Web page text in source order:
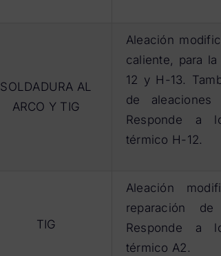
SOLDADURA AL
ARCO Y TIG
Aleación
caliente, para
12 y H-13.
de aleaciones
Responde a
térmico H-12.
TIG
Aleación
reparación
Responde a
térmico A2.